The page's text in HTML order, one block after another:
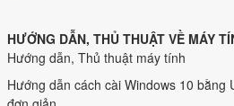
HƯỚNG DẪN, THỦ THUẬT VỀ MÁY
Hướng dẫn, Thủ thuật máy tính
Hướng dẫn cách cài Windows 10 bằng